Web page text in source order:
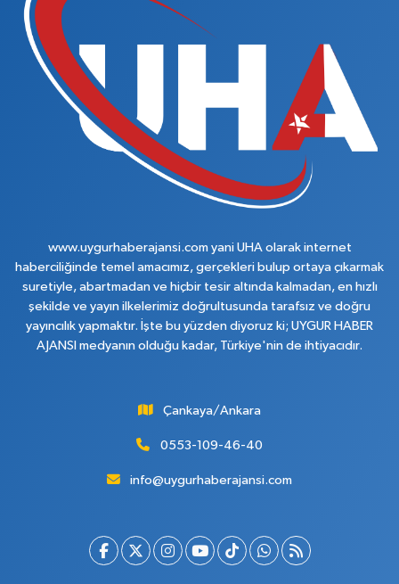
www.uygurhaberajansi.com yani UHA olarak internet
haberciliğinde temel amacımız, gerçekleri bulup ortaya çıkarmak
suretiyle, abartmadan ve hiçbir tesir altında kalmadan, en hızlı
şekilde ve yayın ilkelerimiz doğrultusunda tarafsız ve doğru
yayıncılık yapmaktır. İşte bu yüzden diyoruz ki; UYGUR HABER
AJANSI medyanın olduğu kadar, Türkiye'nin de ihtiyacıdır.
Çankaya/Ankara
0553-109-46-40
info@uygurhaberajansi.com